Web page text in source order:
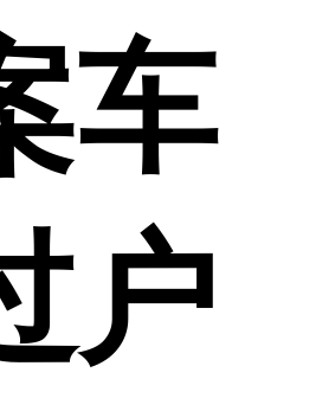
车
户